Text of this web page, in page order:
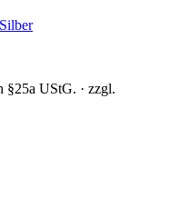
UStG. · zzgl.